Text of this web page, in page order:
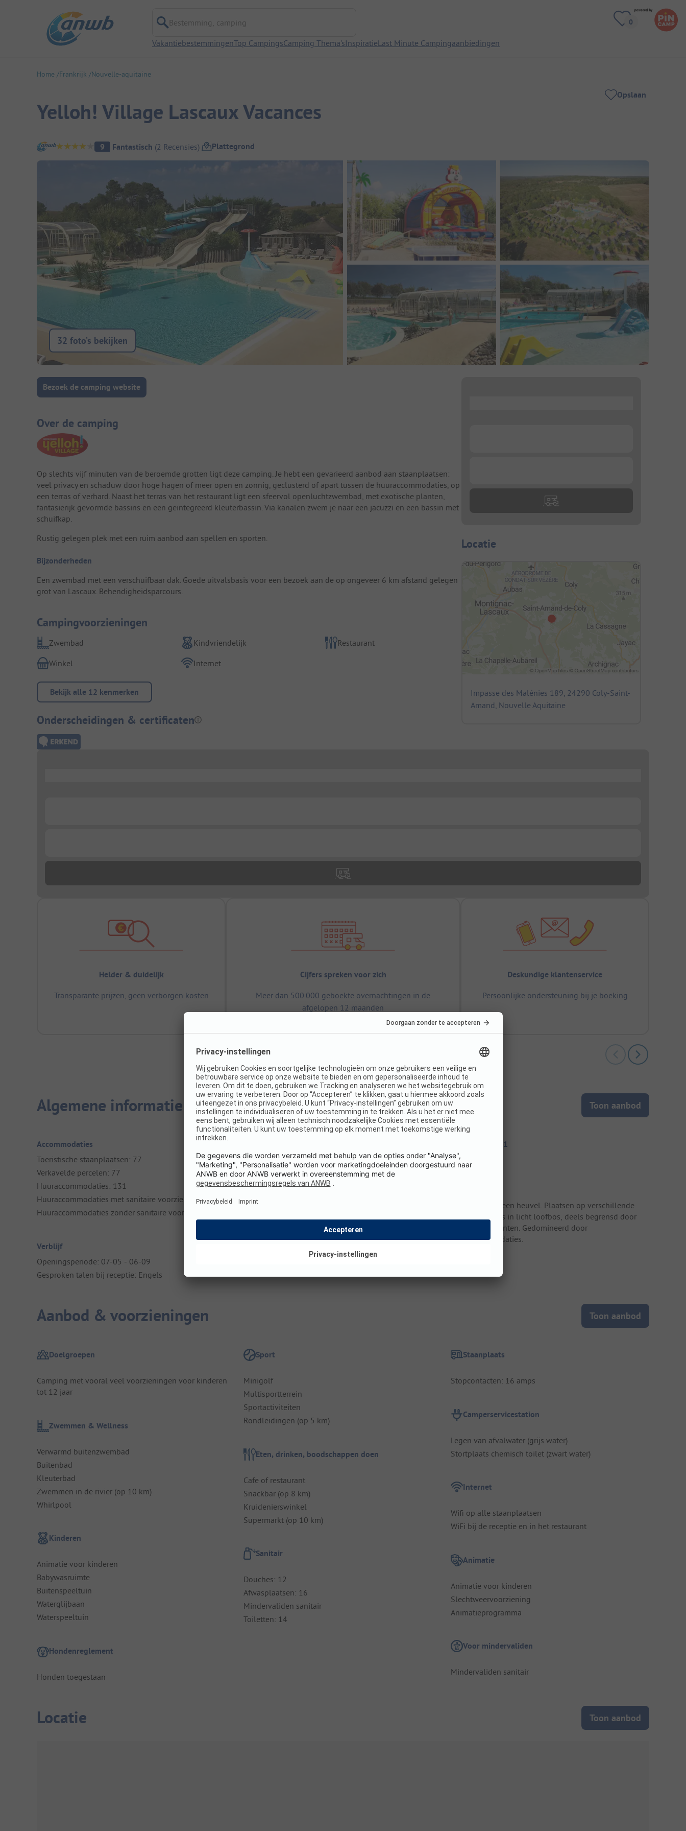
Bestemming, camping
VakantiebestemmingenTop CampingsCamping Thema'sInspiratieLast Minute Campingaanbiedingen
Home Frankrijk Nouvelle-aquitaine
Yelloh! Village Lascaux Vacances
Opslaan
Camping overzicht
9 Fantastisch (2 Recensies) Plattegrond
32 foto’s bekijken
Camping introductie
Bezoek de camping website
Over de camping
Op slechts vijf minuten van de beroemde grotten ligt deze camping. Je hebt een gevarieerd aanbod aan staanplaatsen:
veel privacy en schaduw door hoge hagen of meer open en zonnig, geclusterd of apart tussen de huuraccommodaties, op
een terras of verhard. Naast het terras van het restaurant ligt een sfeervol openluchtzwembad, met exotische planten,
fantasierijk gevormde bassins en een geïntegreerd kleuterbassin. Via kanalen zwem je naar een jacuzzi en een bassin met
schuifkap.
Rustig gelegen plek met een ruim aanbod aan spellen en sporten.
Bijzonderheden
Een zwembad met een verschuifbaar dak. Goede uitvalsbasis voor een bezoek aan de op ongeveer 6 km afstand gelegen
grot van Lascaux. Behendigheidsparcours.
Campingvoorzieningen
Zwembad Kindvriendelijk
Restaurant
Winkel
Internet
Bekijk alle 12 kenmerken
Onderscheidingen & certificaten
Locatie
Impasse des Malénies 189, 24290 Coly-Saint-
Amand, Nouvelle Aquitaine
Helder & duidelijk
Transparante prijzen, geen verborgen kosten
Cijfers spreken voor zich
Meer dan 500.000 geboekte overnachtingen in de
afgelopen 12 maanden
Deskundige klantenservice
Persoonlijke ondersteuning bij je boeking
Algemene informatie Toon aanbod
Accommodaties
Toeristische staanplaatsen: 77
Verkavelde percelen: 77
Huuraccommodaties: 131
Huuraccommodaties met sanitaire voorzieningen: 123
Huuraccommodaties zonder sanitaire voorzieningen: 8
Verblijf
Openingsperiode: 07-05 - 06-09
Gesproken talen bij receptie: Engels
Totale oppervlakte camping: 12 ha
Staanplaatsgrootte: 100 - 120 m²
Hoogte boven zeeniveau: 238 m
Omgeving
Dichtstbijzijnde dorpscentrum: Coly-Saint-Amand (op 1
Sitecode: 78041
Grasterrein op een heuvel. Plaatsen op verschillende
terrassen, deels in licht loofbos, deels begrensd door
struiken en planten. Gedomineerd door
huuraccommodaties.
Aanbod & voorzieningen Toon aanbod
Doelgroepen
Camping met vooral veel voorzieningen voor kinderen
tot 12 jaar
Zwemmen & Wellness
Verwarmd buitenzwembad
Buitenbad
Kleuterbad
Zwemmen in de rivier (op 10 km)
Whirlpool
Kinderen
Animatie voor kinderen
Babywasruimte
Buitenspeeltuin
Waterglijbaan
Waterspeeltuin
Hondenreglement
Honden toegestaan
Sport
Minigolf
Multisportterrein
Sportactiviteiten
Rondleidingen (op 5 km)
Eten, drinken, boodschappen doen
Cafe of restaurant
Snackbar (op 8 km)
Kruidenierswinkel
Supermarkt (op 10 km)
Sanitair
Douches: 12
Afwasplaatsen: 16
Mindervaliden sanitair
Toiletten: 14
Staanplaats
Stopcontacten: 16 amps
Camperservicestation
Legen van afvalwater (grijs water)
Stortplaats chemisch toilet (zwart water)
Internet
Wifi op alle staanplaatsen
WiFi bij de receptie en in het restaurant
Animatie
Animatie voor kinderen
Slechtweervoorziening
Animatieprogramma
Voor mindervaliden
Mindervaliden sanitair
Locatie Toon aanbod